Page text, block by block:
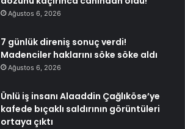
Ağustos 6, 2026
7 günlük direniş sonuç verdi!
Madenciler haklarını söke söke aldı
Ağustos 6, 2026
Ünlü iş insanı Alaaddin Çağlıköse’ye
kafede bıçaklı saldırının görüntüleri
ortaya çıktı